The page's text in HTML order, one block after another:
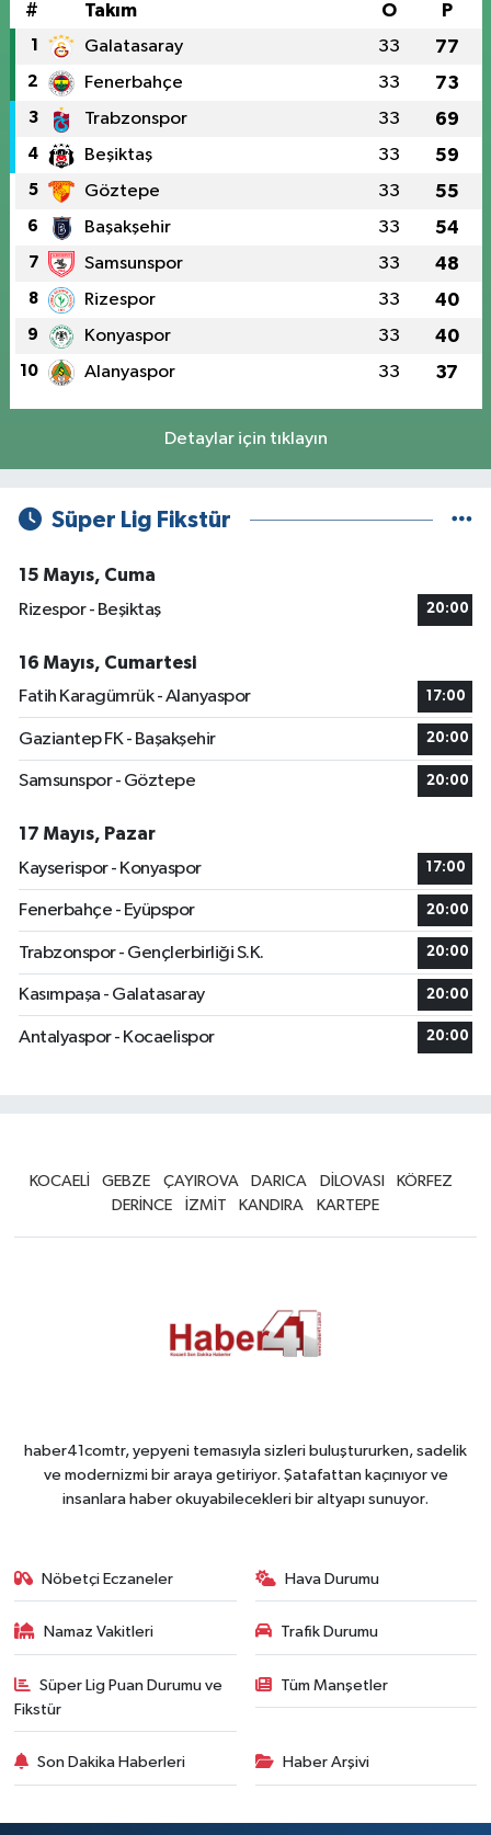
# Takım O P
1 Galatasaray 33 77
2 Fenerbahçe 33 73
3 Trabzonspor 33 69
4 Beşiktaş 33 59
5 Göztepe 33 55
6 Başakşehir 33 54
7 Samsunspor 33 48
8 Rizespor 33 40
9 Konyaspor 33 40
10 Alanyaspor 33 37
Detaylar için tıklayın
Süper Lig Fikstür
15 Mayıs, Cuma
Rizespor - Beşiktaş
20:00
16 Mayıs, Cumartesi
Fatih Karagümrük - Alanyaspor
17:00
Gaziantep FK - Başakşehir 20:00
Samsunspor - Göztepe 20:00
17 Mayıs, Pazar
Kayserispor - Konyaspor
17:00
Fenerbahçe - Eyüpspor 20:00
Trabzonspor - Gençlerbirliği S.K. 20:00
Kasımpaşa - Galatasaray 20:00
Antalyaspor - Kocaelispor 20:00
KOCAELİ GEBZE ÇAYIROVA DARICA DİLOVASI
KÖRFEZ
DERİNCE
İZMİT KANDIRA KARTEPE
haber41comtr, yepyeni temasıyla sizleri buluştururken, sadelik
ve modernizmi bir araya getiriyor. Şatafattan kaçınıyor ve
insanlara haber okuyabilecekleri bir altyapı sunuyor.
Nöbetçi Eczaneler Hava Durumu
Namaz Vakitleri Trafik Durumu
Süper Lig Puan Durumu ve
Fikstür
Tüm Manşetler
Son Dakika Haberleri Haber Arşivi